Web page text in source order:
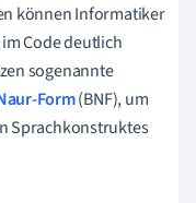
können Informatiker
Code deutlich
sogenannte
Form(BNF), um
Sprachkonstruktes